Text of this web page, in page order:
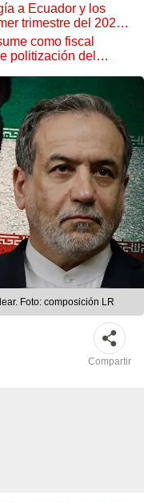
a Ecuador y los
trimestre del 2027,
como fiscal
politización del
Foto: composición LR
Compartir